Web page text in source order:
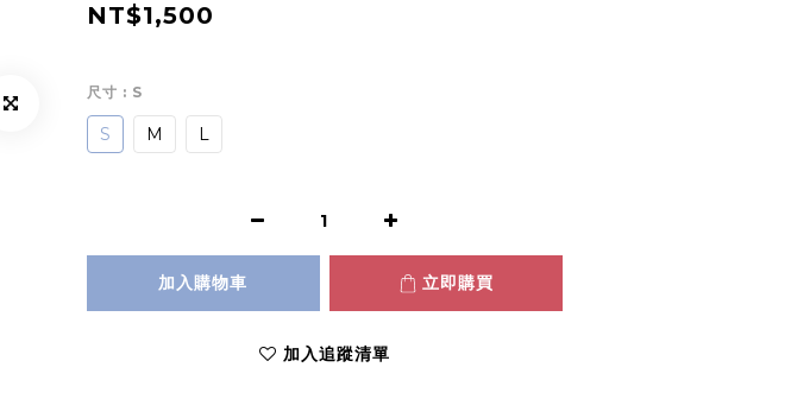
NT$1,500
尺寸 : S
S M L
加入購物車 立即購買
加入追蹤清單